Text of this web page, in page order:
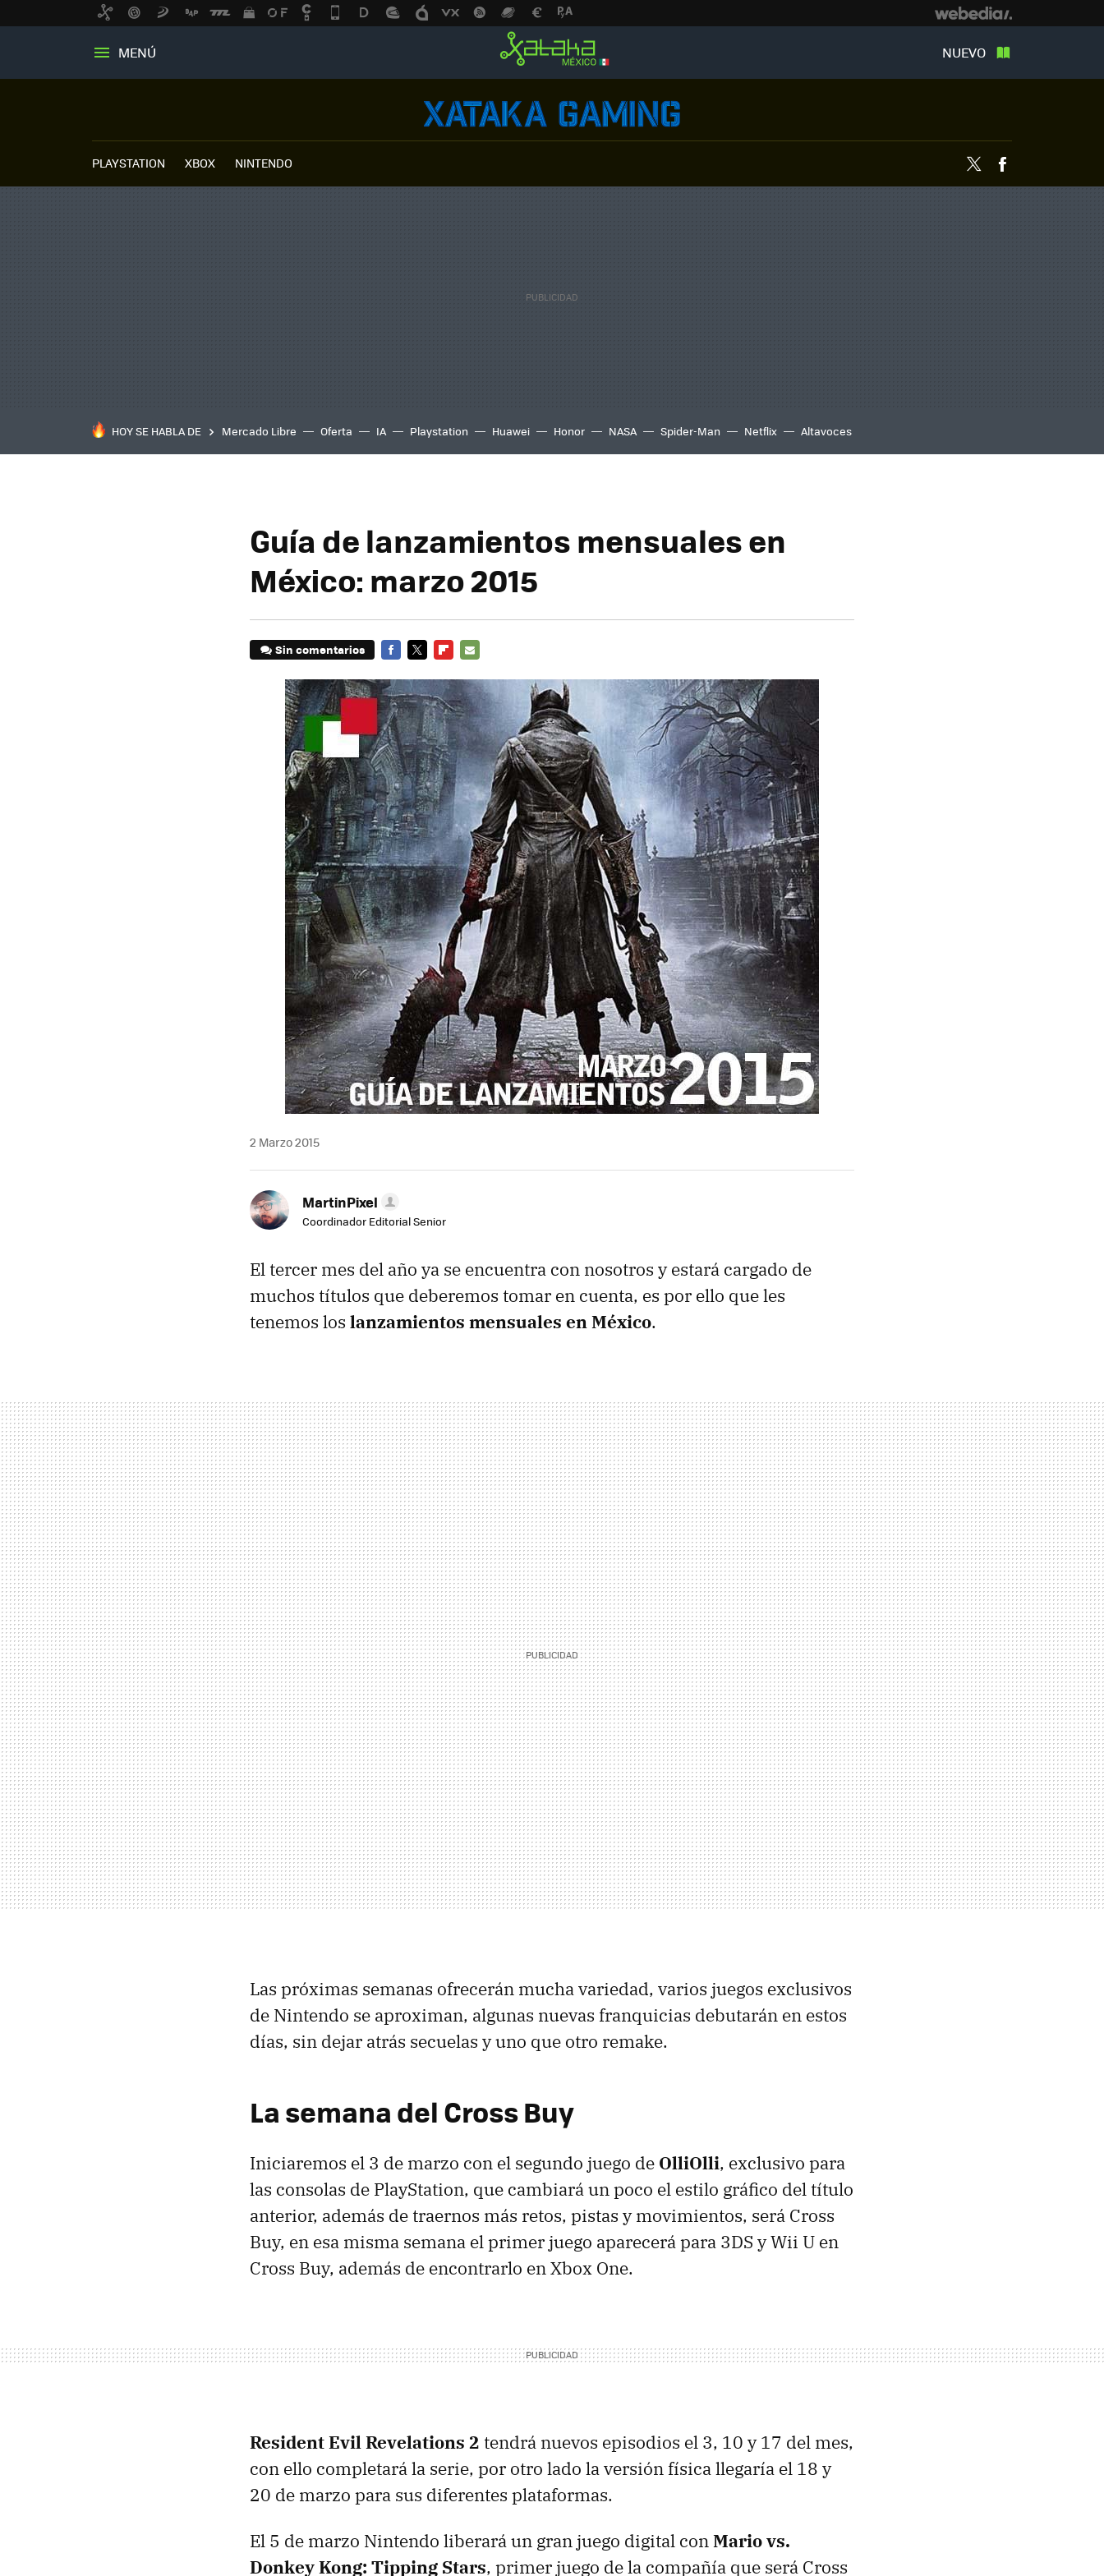
MENÚ NUEVO
PLAYSTATION XBOX NINTENDO Twitter
HOY SE HABLA DE Mercado Libre Oferta IA Playstation Huawei Honor NASA Spider-Man Netflix Altavoces
Guía de lanzamientos mensuales en
México: marzo 2015
Sin comentarios
MAIL
2 Marzo 2015
MartinPixel
Coordinador Editorial Senior
El tercer mes del año ya se encuentra con nosotros y estará cargado de
muchos títulos que deberemos tomar en cuenta, es por ello que les
tenemos los lanzamientos mensuales en México.
Las próximas semanas ofrecerán mucha variedad, varios juegos exclusivos
de Nintendo se aproximan, algunas nuevas franquicias debutarán en estos
días, sin dejar atrás secuelas y uno que otro remake.
La semana del Cross Buy
Iniciaremos el 3 de marzo con el segundo juego de OlliOlli, exclusivo para
las consolas de PlayStation, que cambiará un poco el estilo gráfico del título
anterior, además de traernos más retos, pistas y movimientos, será Cross
Buy, en esa misma semana el primer juego aparecerá para 3DS y Wii U en
Cross Buy, además de encontrarlo en Xbox One.
Resident Evil Revelations 2 tendrá nuevos episodios el 3, 10 y 17 del mes,
con ello completará la serie, por otro lado la versión física llegaría el 18 y
20 de marzo para sus diferentes plataformas.
El 5 de marzo Nintendo liberará un gran juego digital conMario vs.
Donkey Kong: Tipping Stars, primer juego de la compañía que será Cross